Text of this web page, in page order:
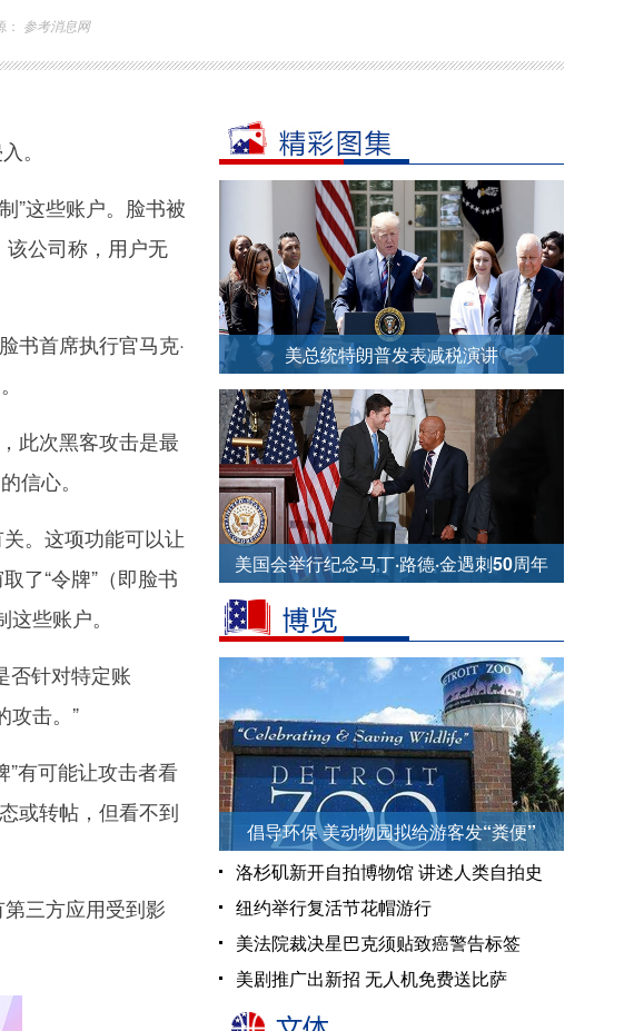
： 参考消息网
。
”这些账户。脸书被
公司称，用户无
首席执行官马克·
此次黑客攻击是最
信心。
。这项功能可以让
了“令牌”（即脸书
些账户。
针对特定账
攻击。”
有可能让攻击者看
或转帖，但看不到
三方应用受到影
美总统特朗普发表减税演讲
美国会举行纪念马丁·路德·金遇刺50周年
倡导环保 美动物园拟给游客发“粪便”
洛杉矶新开自拍博物馆 讲述人类自拍史
纽约举行复活节花帽游行
美法院裁决星巴克须贴致癌警告标签
美剧推广出新招 无人机免费送比萨